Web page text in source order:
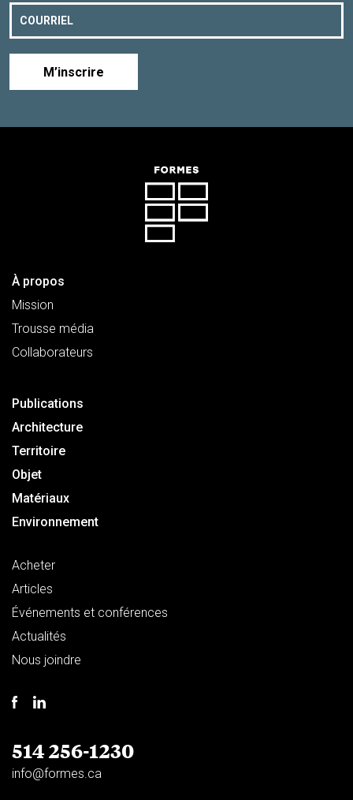
M’inscrire
À propos
Mission
Trousse média
Collaborateurs
Publications
Architecture
Territoire
Objet
Matériaux
Environnement
Acheter
Articles
Événements et conférences
Actualités
Nous joindre
514 256-1230
info@formes.ca